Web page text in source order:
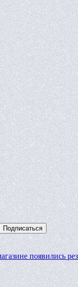
Подписаться
появились